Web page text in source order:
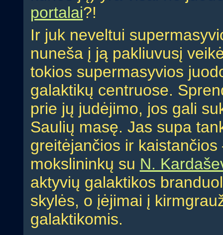
portalai?!
Ir juk neveltui
nuneša į ją pakliuvusį
tokios supermasyvios
galaktikų centruose.
prie jų judėjimo, jos gali
Saulių masę. Jas supa
greitėjančios ir
mokslininkų su N.
aktyvių galaktikos
skylės, o įėjimai į
galaktikomis.